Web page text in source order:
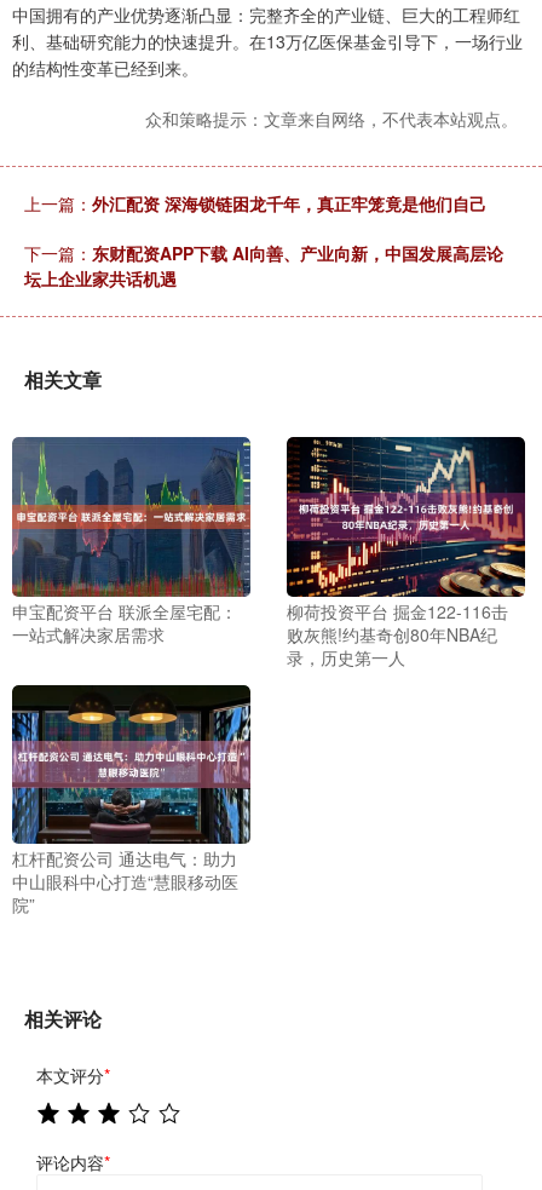
中国拥有的产业优势逐渐凸显：完整齐全的产业链、巨大的工程师红
利、基础研究能力的快速提升。在13万亿医保基金引导下，一场行业
的结构性变革已经到来。
众和策略提示：文章来自网络，不代表本站观点。
上一篇： 外汇配资 深海锁链困龙千年，真正牢笼竟是他们自己
下一篇： 东财配资APP下载 AI向善、产业向新，中国发展高层论
坛上企业家共话机遇
相关文章
申宝配资平台 联派全屋宅配：
一站式解决家居需求
柳荷投资平台 掘金122-116击
败灰熊!约基奇创80年NBA纪
录，历史第一人
杠杆配资公司 通达电气：助力
中山眼科中心打造“慧眼移动医
院”
相关评论
本文评分*
评论内容*